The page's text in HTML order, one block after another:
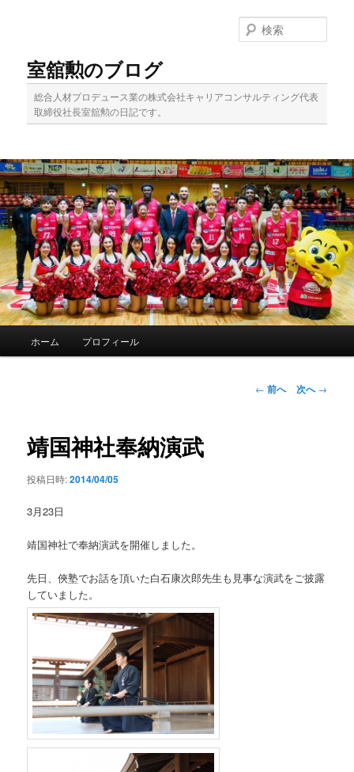
移
動
室舘勲のブログ
総合人材プロデュース業の株式会社キャリアコンサルティング代表
取締役社長室舘勲の日記です。
索
ホーム プロフィール
投← 前へ 次へ→
靖国神社奉納演武
投稿日時:2014/04/05
3月23日
靖国神社で奉納演武を開催しました。
先日、俠塾でお話を頂いた白石康次郎先生も見事な演武をご披露
していました。